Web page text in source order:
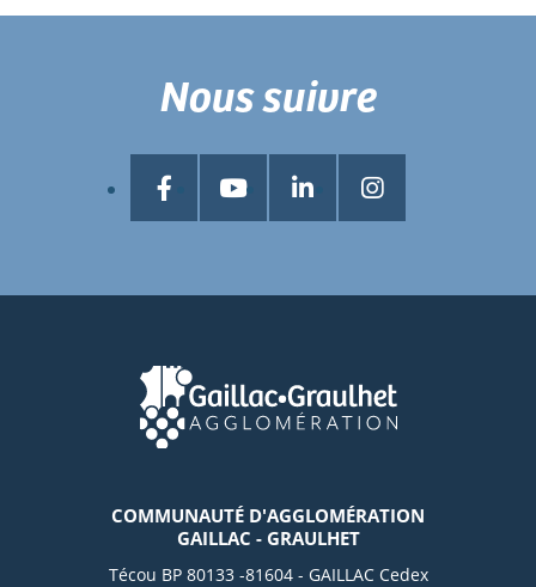
COMMUNAUTÉ D'AGGLOMÉRATION
GAILLAC - GRAULHET
Técou BP 80133 -81604 - GAILLAC Cedex
Nous suivre